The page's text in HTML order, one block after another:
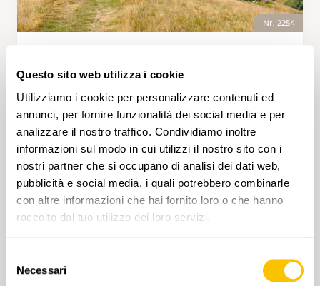
Questo sito web utilizza i cookie
Utilizziamo i cookie per personalizzare contenuti ed
annunci, per fornire funzionalità dei social media e per
analizzare il nostro traffico. Condividiamo inoltre
informazioni sul modo in cui utilizzi il nostro sito con i
nostri partner che si occupano di analisi dei dati web,
pubblicità e social media, i quali potrebbero combinarle
con altre informazioni che hai fornito loro o che hanno
raccolto dal tuo utilizzo dei loro servizi.
delNecessari
Nr. 2254
Sentiero del Monte Generoso
Un percorso che intreccia natura e storia in uno
degli scenari più spettacolari del Canton Ticino.
Dalla stazione intermedia di Bellavista,
raggiungibile con il treno a cremagliera, il
sentiero attraversa alpeggi pittoreschi e luoghi
ricchi di tradizione, come le affascinanti nevère,
antichi frigoriferi naturali utilizzati per la
conservazione del latte. Seguendo il sentiero
ad anello, ci si immerge in un paesaggio
straordinario abbraccia la regione dei laghi e le
T2 3 h 25 min 9,4 km Media